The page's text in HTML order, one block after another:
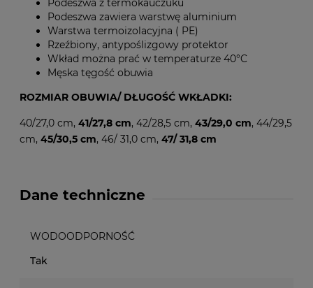
Podeszwa z termokauczuku
Podeszwa zawiera warstwę aluminium
Warstwa termoizolacyjna ( PE)
Rzeźbiony, antypoślizgowy protektor
Wkład można prać w temperaturze 40°C
Męska tęgość obuwia
ROZMIAR OBUWIA/ DŁUGOŚĆ WKŁADKI:
40/27,0 cm, 41/27,8 cm, 42/28,5 cm, 43/29,0 cm, 44/29,5
cm, 45/30,5 cm, 46/ 31,0 cm, 47/ 31,8 cm
Dane techniczne
WODOODPORNOŚĆ
Tak